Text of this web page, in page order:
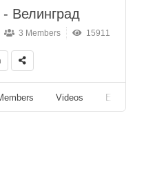
Велинград
3 Members 15911
Videos Events